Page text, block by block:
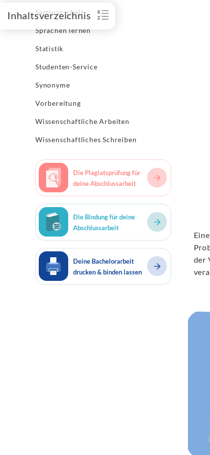
Seminararbeit
Sprachen lernen
Statistik
Studenten-Service
Synonyme
Vorbereitung
Wissenschaftliche Arbeiten
Wissenschaftliches Schreiben
Die Plagiatsprüfung für
deine Abschlussarbeit
Die Bindung für deine
Abschlussarbeit
Deine Bachelorarbeit
drucken & binden lassen
Inhaltsverzeichnis
der